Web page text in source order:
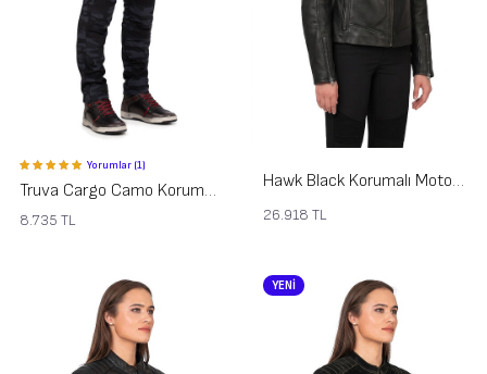
Yorumlar (1)
Truva Cargo Camo Korumalı Motosiklet Pantolonu Kadın
8.735 TL
Hawk Black Korumalı Motosiklet Deri Montu Kadın
26.918 TL
YENİ